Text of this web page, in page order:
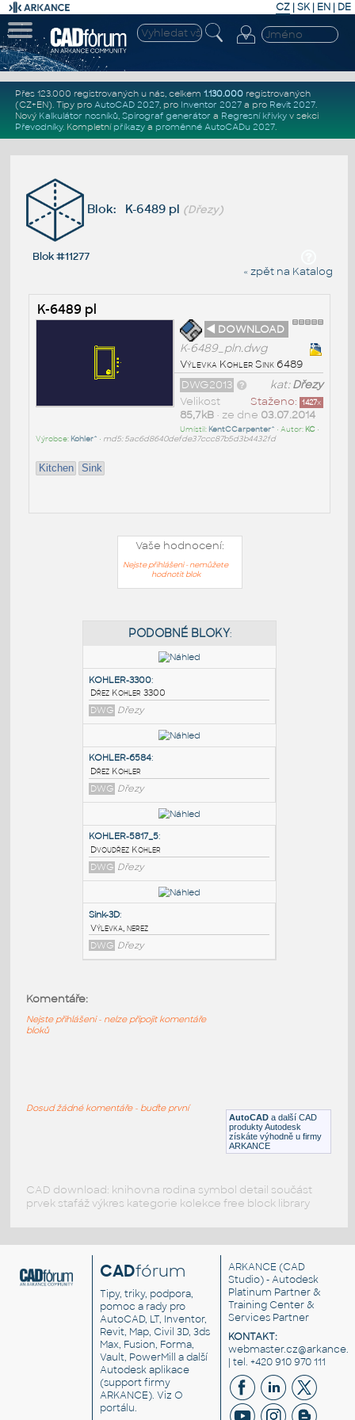
CZ | SK| EN | DE
Přes 123.000 registrovaných u nás, celkem 1.130.000registrovaných
(CZ+EN). Tipy pro AutoCAD 2027, pro Inventor 2027a pro Revit 2027.
Nový Kalkulátor nosníků, Spirograf generátor a Regresní křivkyv sekci
Převodníky. Kompletní příkazya proměnné AutoCADu 2027.
Blok: K-6489 pl (Dřezy)
Blok #11277
« zpět na Katalog
K-6489 pl
◄ DOWNLOAD
K-6489_pln.dwg
Výlevka Kohler Sink 6489
kat:Dřezy
DWG2013
Staženo: 1427x
Velikost
85,7kB• ze dne 03.07.2014
Umístil: KentCCarpenter^ • Autor: KC•
Výrobce: Kohler^ • md5: 5ac6d8640defde37ccc87b5d3b4432fd
Kitchen Sink
Vaše hodnocení:
Nejste přihlášeni - nemůžete
hodnotit blok
PODOBNÉ BLOKY:
KOHLER-3300:
Dřez Kohler 3300
DWG Dřezy
KOHLER-6584:
Dřez Kohler
DWG Dřezy
DWG Dřezy
DWG Dřezy AutoCAD a další CAD
produkty Autodesk
získáte výhodně u firmy
ARKANCE
Komentáře:
Nejste přihlášeni - nelze připojit komentáře
bloků
Dosud žádné komentáře - buďte první
CAD download: knihovna rodina symbol detail součást
prvek stafáž výkres kategorie kolekce free block library
CADfórum
Tipy, triky, podpora,
pomoc a rady pro
AutoCAD, LT, Inventor,
Revit, Map, Civil 3D, 3ds
Max, Fusion, Forma,
Vault, PowerMill a další
Autodesk aplikace
(support firmy
ARKANCE). VizO
portálu.
ARKANCE (CAD
Studio) - Autodesk
Platinum Partner &
Training Center &
Services Partner
KONTAKT:
| tel. +420 910 970 111